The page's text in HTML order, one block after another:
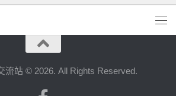
流站 © 2026. All Rights Reserved.